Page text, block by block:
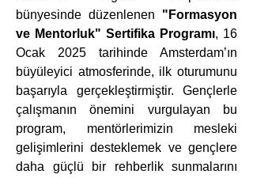
bünyesinde düzenlenen "Formasyon
ve Mentorluk" Sertifika Programı, 16
Ocak 2025 tarihinde Amsterdam’ın
büyüleyici atmosferinde, ilk oturumunu
başarıyla gerçekleştirmiştir. Gençlerle
çalışmanın önemini vurgulayan bu
program, mentörlerimizin mesleki
gelişimlerini desteklemek ve gençlere
daha güçlü bir rehberlik sunmalarını